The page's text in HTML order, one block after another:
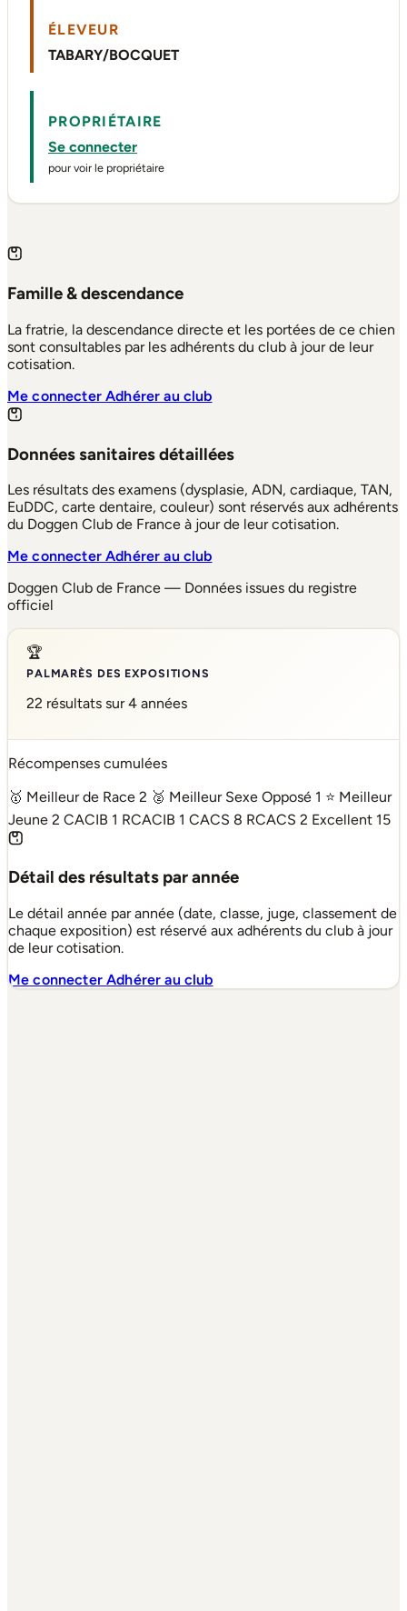
ÉLEVEUR
TABARY/BOCQUET
PROPRIÉTAIRE
Se connecter
pour voir le propriétaire
Famille & descendance
La fratrie, la descendance directe et les portées de ce chien
sont consultables par les adhérents du club à jour de leur
cotisation.
Me connecterAdhérer au club
Données sanitaires détaillées
Les résultats des examens (dysplasie, ADN, cardiaque, TAN,
EuDDC, carte dentaire, couleur) sont réservés aux adhérents
du Doggen Club de France à jour de leur cotisation.
Me connecterAdhérer au club
Doggen Club de France — Données issues du registre
officiel
🏆
PALMARÈS DES EXPOSITIONS
22 résultats sur 4 années
Récompenses cumulées
🥇 Meilleur de Race 2 🥈 Meilleur Sexe Opposé 1 ⭐ Meilleur
Jeune 2 CACIB 1 RCACIB 1 CACS 8 RCACS 2 Excellent 15
Détail des résultats par année
Le détail année par année (date, classe, juge, classement de
chaque exposition) est réservé aux adhérents du club à jour
de leur cotisation.
Me connecterAdhérer au club